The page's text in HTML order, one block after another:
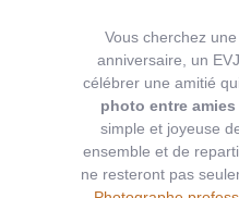
Vous cherchez
anniversaire, un
célébrer une amitié
photo entre amies
simple et joyeuse
ensemble et de
ne resteront pas